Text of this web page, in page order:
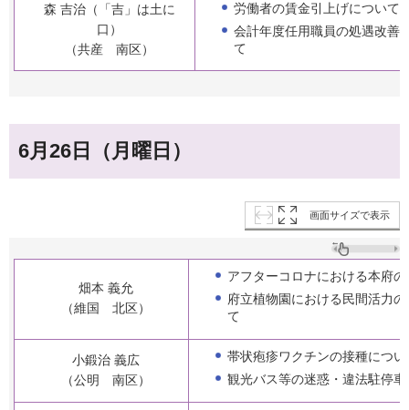
森 吉治（「吉」は土に
口）
（共産 南区）
労働者の賃金引上げについて
会計年度任用職員の処遇改善
て
6月26日（月曜日）
画面サイズで表示
畑本 義允
（維国 北区）
アフターコロナにおける本府
府立植物園における民間活力
て
小鍛治 義広
（公明 南区）
帯状疱疹ワクチンの接種につい
観光バス等の迷惑・違法駐停